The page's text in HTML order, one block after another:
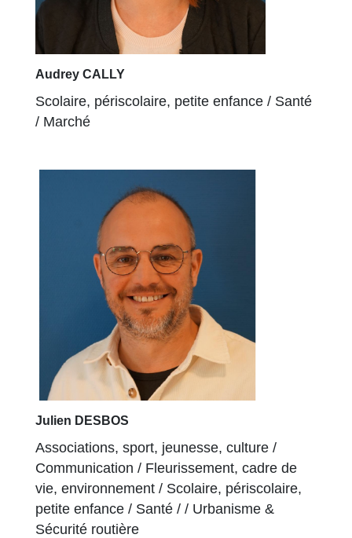
Audrey CALLY
Scolaire, périscolaire, petite enfance / Santé
/ Marché
Julien DESBOS
Associations, sport, jeunesse, culture /
Communication / Fleurissement, cadre de
vie, environnement / Scolaire, périscolaire,
petite enfance / Santé / / Urbanisme &
Sécurité routière